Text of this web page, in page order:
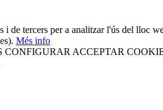
de tercers per a analitzar l'ús del lloc
Més info
CONFIGURAR ACCEPTAR